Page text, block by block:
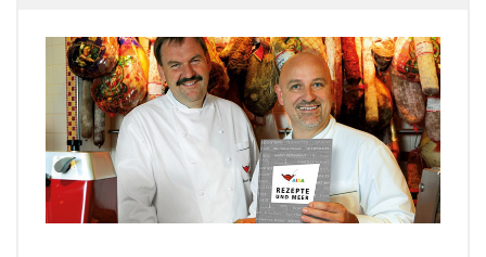
Norwegian Cruise Line
Royal Caribbean International
PLANTOURS Kreuzfahrten
Alle Reedereien